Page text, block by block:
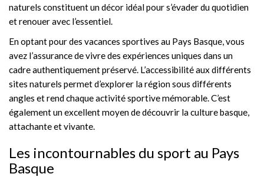
naturels constituent un décor idéal pour s’évader du quotidien
et renouer avec l’essentiel.
En optant pour des vacances sportives au Pays Basque, vous
avez l’assurance de vivre des expériences uniques dans un
cadre authentiquement préservé. L’accessibilité aux différents
sites naturels permet d’explorer la région sous différents
angles et rend chaque activité sportive mémorable. C’est
également un excellent moyen de découvrir la culture basque,
attachante et vivante.
Les incontournables du sport au Pays
Basque